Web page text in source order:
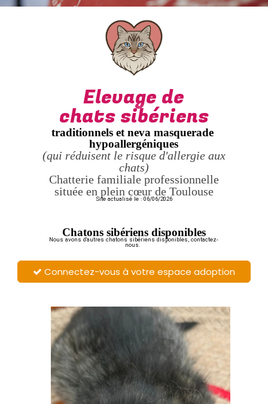
Elevage de
chats sibériens
traditionnels et neva masquerade
hypoallergéniques
(qui réduisent le risque d'allergie aux
chats)
Chatterie familiale professionnelle
située en plein cœur de Toulouse
Site actualisé le : 06/06/2026
Chatons sibériens disponibles
Nous avons d'autres chatons sibériens disponibles, contactez-
nous.
 Connectez-vous à votre espace adoption